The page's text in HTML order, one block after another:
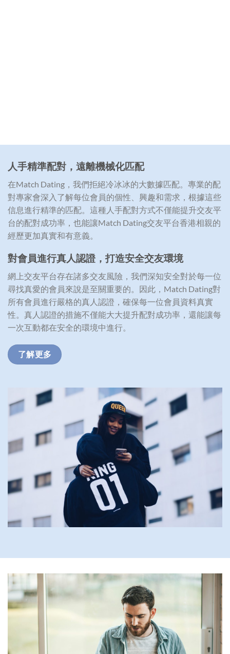
人手精準配對，遠離機械化匹配
在Match Dating，我們拒絕冷冰冰的大數據匹配。專業的配
對專家會深入了解每位會員的個性、興趣和需求，根據這些
信息進行精準的匹配。這種人手配對方式不僅能提升交友平
台的配對成功率，也能讓Match Dating交友平台香港相親的
經歷更加真實和有意義。
對會員進行真人認證，打造安全交友環境
網上交友平台存在諸多交友風險，我們深知安全對於每一位
尋找真愛的會員來說是至關重要的。因此，Match Dating對
所有會員進行嚴格的真人認證，確保每一位會員資料真實
性。真人認證的措施不僅能大大提升配對成功率，還能讓每
一次互動都在安全的環境中進行。
了解更多